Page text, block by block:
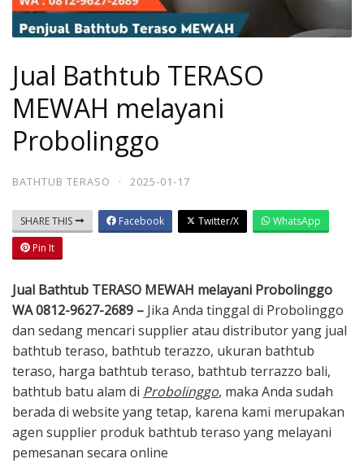
Jual Bathtub TERASO
MEWAH melayani
Probolinggo
BATHTUB TERASO · 2025-01-17
SHARE THIS Facebook Twitter/X
WhatsApp
Pin It
Jual Bathtub TERASO MEWAH melayani Probolinggo
WA 0812-9627-2689 – Jika Anda tinggal di Probolinggo
dan sedang mencari supplier atau distributor yang jual
bathtub teraso, bathtub terazzo, ukuran bathtub
teraso, harga bathtub teraso, bathtub terrazzo bali,
bathtub batu alam di Probolinggo, maka Anda sudah
berada di website yang tetap, karena kami merupakan
agen supplier produk bathtub teraso yang melayani
pemesanan secara online